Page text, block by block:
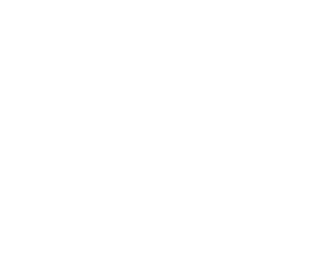
da receita
Compartilhe